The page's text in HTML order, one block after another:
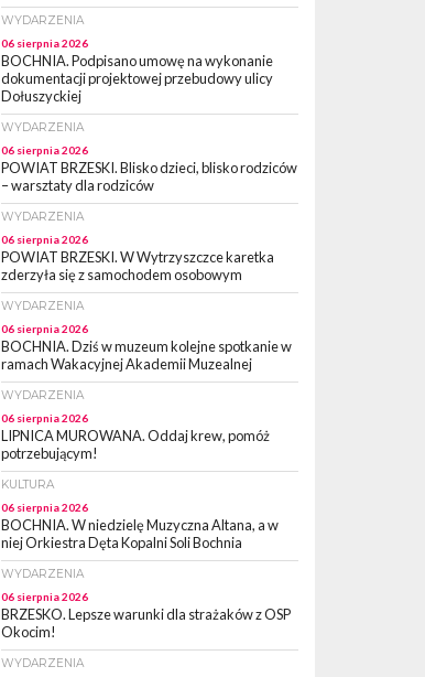
WYDARZENIA
06 sierpnia 2026
BOCHNIA. Podpisano umowę na wykonanie
dokumentacji projektowej przebudowy ulicy
Dołuszyckiej
WYDARZENIA
06 sierpnia 2026
POWIAT BRZESKI. Blisko dzieci, blisko rodziców
– warsztaty dla rodziców
WYDARZENIA
06 sierpnia 2026
POWIAT BRZESKI. W Wytrzyszczce karetka
zderzyła się z samochodem osobowym
WYDARZENIA
06 sierpnia 2026
BOCHNIA. Dziś w muzeum kolejne spotkanie w
ramach Wakacyjnej Akademii Muzealnej
WYDARZENIA
06 sierpnia 2026
LIPNICA MUROWANA. Oddaj krew, pomóż
potrzebującym!
KULTURA
06 sierpnia 2026
BOCHNIA. W niedzielę Muzyczna Altana, a w
niej Orkiestra Dęta Kopalni Soli Bochnia
WYDARZENIA
06 sierpnia 2026
BRZESKO. Lepsze warunki dla strażaków z OSP
Okocim!
WYDARZENIA